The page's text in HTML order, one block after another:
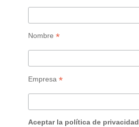
Nombre *
Empresa *
Aceptar la política de privacidad